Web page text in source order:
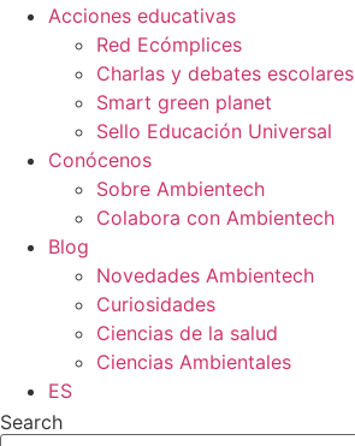
Acciones educativas
Red Ecómplices
Charlas y debates escolares
Smart green planet
Sello Educación Universal
Conócenos
Sobre Ambientech
Colabora con Ambientech
Blog
Novedades Ambientech
Curiosidades
Ciencias de la salud
Ciencias Ambientales
ES
Search